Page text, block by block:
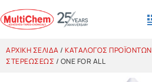
ΑΡΧΙΚΉ ΣΕΛΊΔΑ/ ΚΑΤΆΛΟΓΟΣ ΠΡΟΪΌΝΤΩΝ
ΣΤΕΡΕΏΣΕΩΣ / ONE FOR ALL